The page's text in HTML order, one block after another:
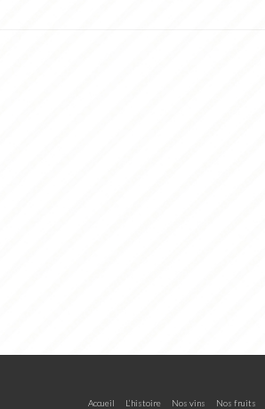
Accueil L’histoire Nos vins Nos fruits